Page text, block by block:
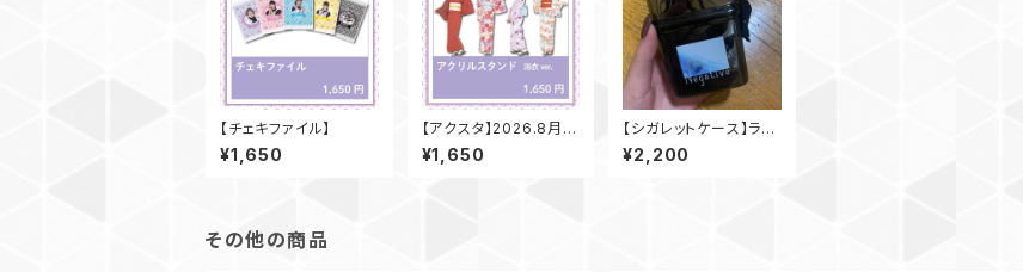
【チェキファイル】
¥1,650
【アクスタ】2026.8月v
er.
¥1,650
【シガレットケース】ラン
チェキ付き
¥2,200
その他の商品